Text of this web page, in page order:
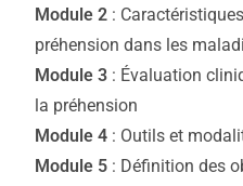
Module 2 :
préhension dans les
Module 3 : Évaluation
la préhension
Module 4 : Outils et
Module 5 : Définition des